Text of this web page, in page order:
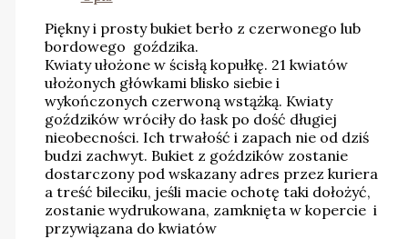
Piękny i prosty bukiet berło z czerwonego lub
bordowego goździka.
Kwiaty ułożone w ścisłą kopułkę. 21 kwiatów
ułożonych główkami blisko siebie i
wykończonych czerwoną wstążką. Kwiaty
goździków wróciły do łask po dość długiej
nieobecności. Ich trwałość i zapach nie od dziś
budzi zachwyt. Bukiet z goździków zostanie
dostarczony pod wskazany adres przez kuriera
a treść bileciku, jeśli macie ochotę taki dołożyć,
zostanie wydrukowana, zamknięta w kopercie i
przywiązana do kwiatów